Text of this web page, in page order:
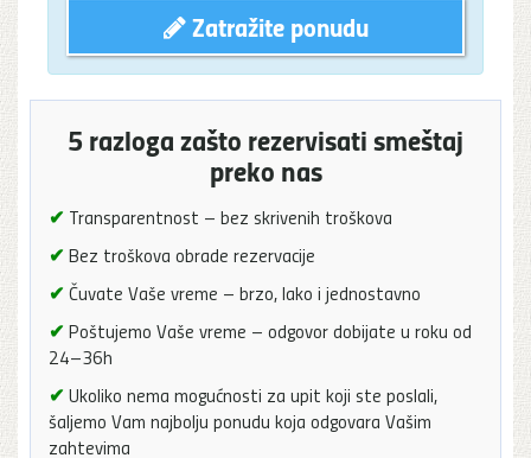
Zatražite ponudu
5 razloga zašto rezervisati smeštaj
preko nas
✔ Transparentnost – bez skrivenih troškova
✔ Bez troškova obrade rezervacije
✔ Čuvate Vaše vreme – brzo, lako i jednostavno
✔ Poštujemo Vaše vreme – odgovor dobijate u roku od
24–36h
✔ Ukoliko nema mogućnosti za upit koji ste poslali,
šaljemo Vam najbolju ponudu koja odgovara Vašim
zahtevima